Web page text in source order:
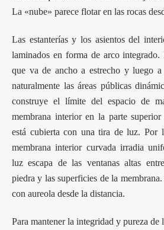
La «nube» parece flotar en las rocas
Las estanterías y los asientos del
laminados en forma de arco
que va de ancho a estrecho y luego a
naturalmente las áreas públicas
construye el límite del espacio de
membrana interior en la parte
está cubierta con una tira de luz. Por
membrana interior curvada irradia
luz escapa de las ventanas altas
piedra y las superficies de la
con aureola desde la distancia.
Para mantener la integridad y pureza de